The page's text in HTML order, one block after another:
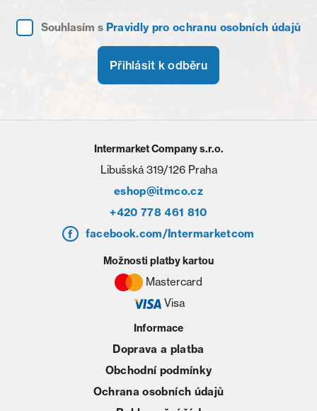
Souhlasím s Pravidly pro ochranu osobních údajů
Přihlásit k odběru
Intermarket Company s.r.o.
Libušská 319/126 Praha
eshop@itmco.cz
+420 778 461 810
facebook.com/Intermarketcom
Informace
Doprava a platba
Obchodní podmínky
Ochrana osobních údajů
Možnosti platby kartou
Mastercard
Visa